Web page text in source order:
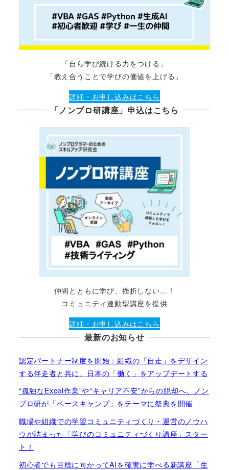
「自ら学び続ける力をつける」
「教え合うことで学びの価値を上げる」
詳細・お申し込みはこちら
「ノンプロ研講座」申込はこちら
仲間とともに学び、挫折しない…！
コミュニティ連動型講座を提供
詳細・お申し込みはこちら
最新のお知らせ
認定パートナー制度を開始：組織の「自走」をデザイン
する伴走者と共に、日本の「働く」をアップデートする
“孤独なExcel作業”や“キャリア不安”からの脱却へ。ノン
プロ研が「ベースキャンプ」をテーマに祭典を開催
職場や組織での学習コミュニティづくり・運営のノウハ
ウが詰まった「学びのコミュニティづくり講座」スター
ト！
初心者でも目標に向かってAIを確実に学べる新講座「生